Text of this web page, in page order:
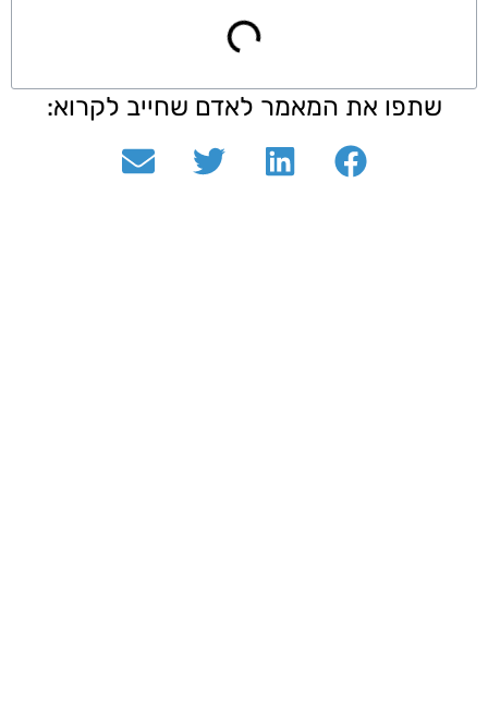
שתפו את המאמר לאדם שחייב לקרוא: